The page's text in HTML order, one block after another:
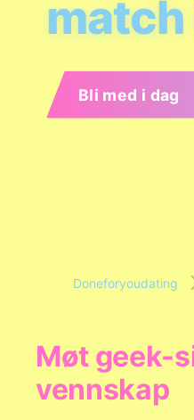
match
Bli med i dag
Doneforyoudating
Møt geek-
vennskap